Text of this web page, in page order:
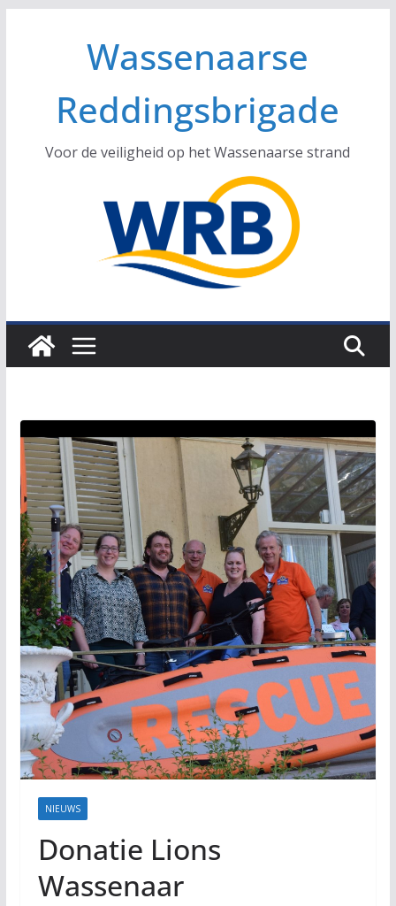
Wassenaarse
Reddingsbrigade
Voor de veiligheid op het Wassenaarse strand
NIEUWS
Donatie Lions
Wassenaar